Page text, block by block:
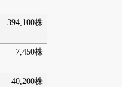
394,100株
7,450株
40,200株